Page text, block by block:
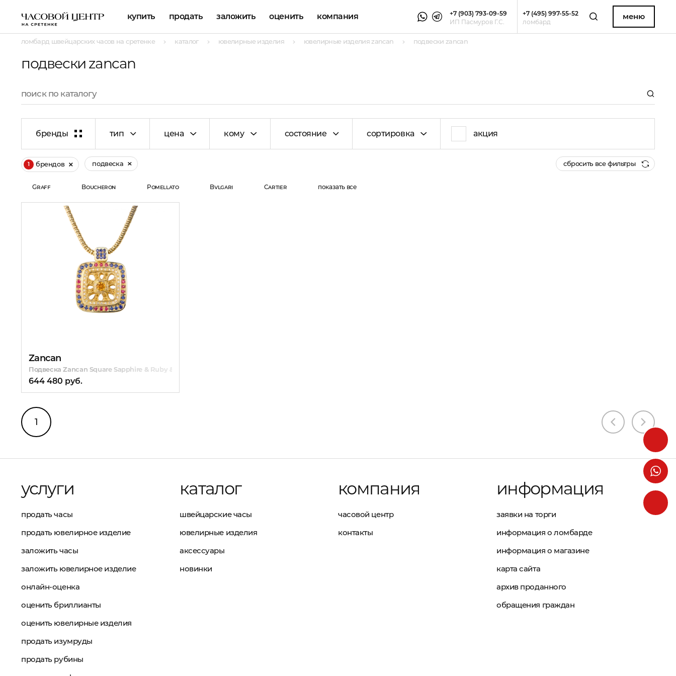
купить продать заложить оценить компания
+7 (903) 793-09-59
ИП Пасмуров Г.С.
+7 (495) 997-55-52
ломбард
меню
ломбард швейцарских часов на сретенке каталог ювелирные изделия ювелирные изделия zancan подвески zancan
подвески zancan
бренды тип цена кому состояние сортировка акция
1 брендов подвеска сбросить все фильтры
Graff Boucheron Pomellato Bvlgari Cartier показать все
Zancan
Подвеска Zancan Square Sapphire & Ruby & Citrine & Diamonds
644 480 руб.
1
услуги
продать часы
продать ювелирное изделие
заложить часы
заложить ювелирное изделие
онлайн-оценка
оценить бриллианты
оценить ювелирные изделия
продать изумруды
продать рубины
каталог
швейцарские часы
ювелирные изделия
аксессуары
новинки
компания
часовой центр
контакты
информация
заявки на торги
информация о ломбарде
информация о магазине
карта сайта
архив проданного
обращения граждан